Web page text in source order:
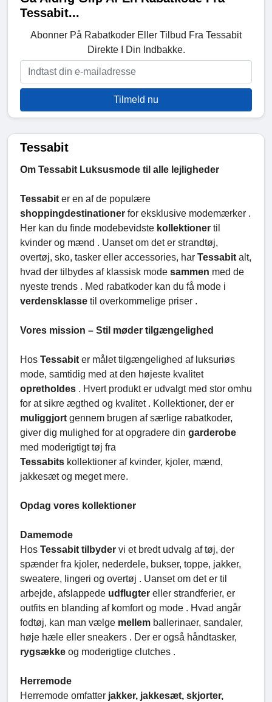
Tessabit...
Abonner På Rabatkoder Eller Tilbud Fra Tessabit
Direkte I Din Indbakke.
Tilmeld nu
Tessabit
Om Tessabit Luksusmode til alle lejligheder
Tessabit er en af de populære
shoppingdestinationer for eksklusive modemærker .
Her kan du finde modebevidste kollektioner til
kvinder og mænd . Uanset om det er strandtøj,
overtøj, sko, tasker eller accessories, har Tessabit alt,
hvad der tilbydes af klassisk mode sammen med de
nyeste trends . Med rabatkoder kan du få mode i
verdensklasse til overkommelige priser .
Vores mission – Stil møder tilgængelighed
Hos Tessabit er målet tilgængelighed af luksuriøs
mode, samtidig med at den højeste kvalitet
opretholdes . Hvert produkt er udvalgt med stor omhu
for at sikre ægthed og kvalitet . Kollektioner, der er
muliggjort gennem brugen af særlige rabatkoder,
giver dig mulighed for at opgradere din garderobe
med moderigtigt tøj fra
Tessabits kollektioner af kvinder, kjoler, mænd,
jakkesæt og meget mere.
Opdag vores kollektioner
Damemode
Hos Tessabit tilbyder vi et bredt udvalg af tøj, der
spænder fra kjoler, nederdele, bukser, toppe, jakker,
sweatere, lingeri og overtøj . Uanset om det er til
arbejde, afslappede udflugter eller strandferier, er
outfits en blanding af komfort og mode . Hvad angår
fodtøj, kan man vælge mellem ballerinaer, sandaler,
høje hæle eller sneakers . Der er også håndtasker,
rygsække og moderigtige clutches .
Herremode
Herremode omfatter jakker, jakkesæt, skjorter,